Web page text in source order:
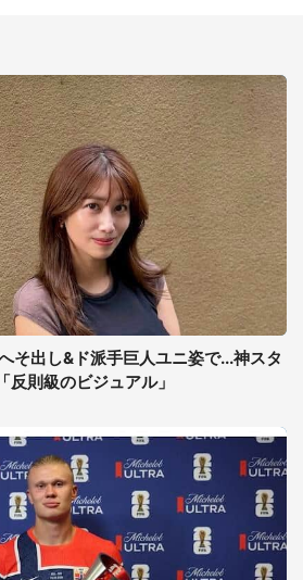
そ出し&ド派手巨人ユニ姿で...神スタ
反則級のビジュアル」